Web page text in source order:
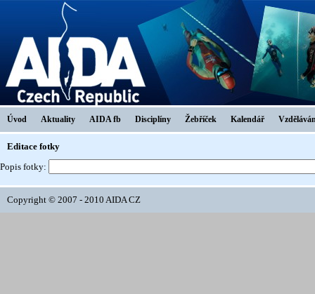
Úvod Aktuality AIDA fb Disciplíny Žebříček Kalendář
Editace fotky
Popis fotky:
Copyright © 2007 - 2010 AIDA CZ